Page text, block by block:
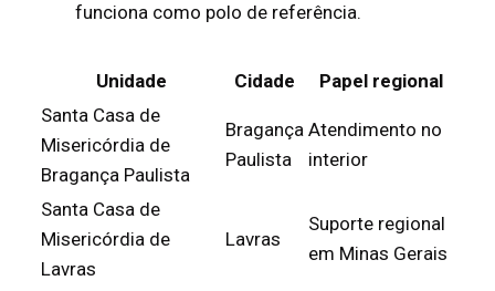
funciona como polo de referência.
Unidade Cidade
Papel regional
Santa Casa de
Misericórdia de
Bragança Paulista
Bragança
Paulista
Atendimento no
interior
Santa Casa de
Misericórdia de
Lavras
Lavras
Suporte regional
em Minas Gerais